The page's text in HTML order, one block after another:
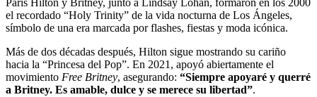
Paris Hilton y Britney, junto a Lindsay Lohan, formaron en los 2000
el recordado “Holy Trinity” de la vida nocturna de Los Ángeles,
símbolo de una era marcada por flashes, fiestas y moda icónica.
Más de dos décadas después, Hilton sigue mostrando su cariño
hacia la “Princesa del Pop”. En 2021, apoyó abiertamente el
movimiento Free Britney, asegurando: “Siempre apoyaré y querré
a Britney. Es amable, dulce y se merece su libertad”.